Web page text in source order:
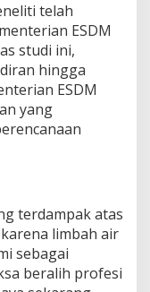
telah
ESDM
studi ini,
hingga
ESDM
yang
terdampak atas
limbah air
sebagai
beralih profesi